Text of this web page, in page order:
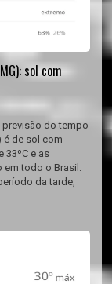
sol com
previsão do tempo
é de sol com
33ºC e as
em todo o Brasil.
da tarde,